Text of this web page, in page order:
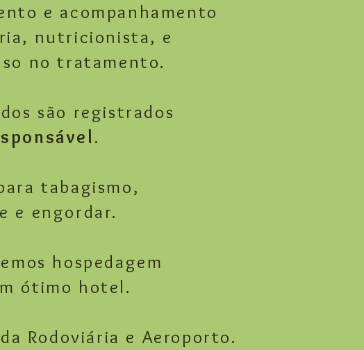
e acompanhamento
nutricionista, e
no tratamento.
são registrados
.
tabagismo,
e engordar.
hospedagem
ótimo hotel.
Rodoviária e Aeroporto.